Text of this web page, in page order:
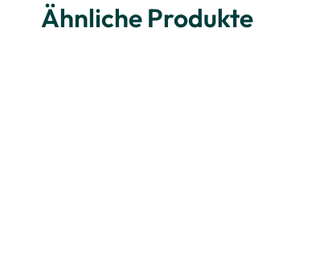
Ähnliche Produkte